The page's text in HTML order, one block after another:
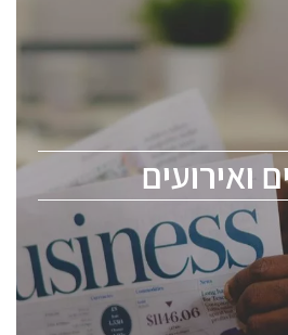
ואירועים
ואירועים
הסמיקונדקטור כולל מהנדסים,
ChipEx2026 will be held on
conference is intended for
semiconductor industry,
professional experts, and